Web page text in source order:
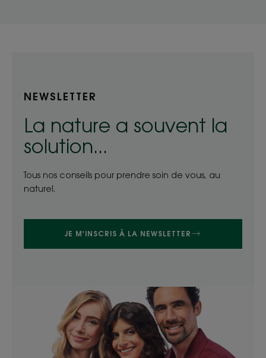
NEWSLETTER
La nature a souvent la
solution...
Tous nos conseils pour prendre soin de vous, au
naturel.
JE M'INSCRIS À LA NEWSLETTER